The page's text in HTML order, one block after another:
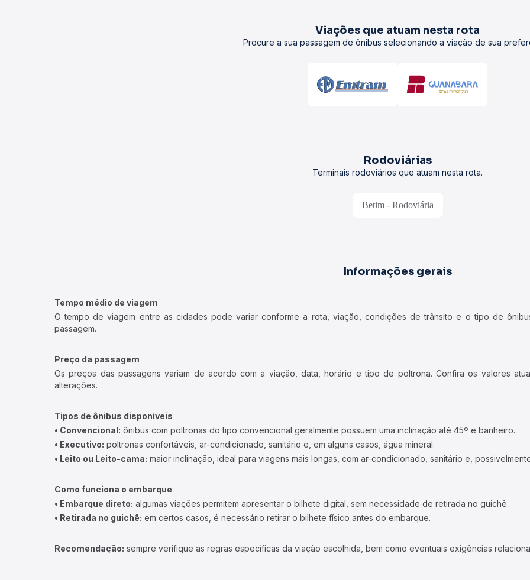
Viações que atuam nesta rota
Procure a sua passagem de ônibus selecionando a viação de sua
Rodoviárias
Terminais rodoviários que atuam nesta rota.
Betim - Rodoviária
Informações gerais
Tempo médio de viagem
O tempo de viagem entre as cidades pode variar conforme a rota, viação, condições de trânsito e o tipo de
passagem.
Preço da passagem
Os preços das passagens variam de acordo com a viação, data, horário e tipo de poltrona. Confira os valores
alterações.
Tipos de ônibus disponíveis
• Convencional: ônibus com poltronas do tipo convencional geralmente possuem uma inclinação até 45º e banheiro.
• Executivo: poltronas confortáveis, ar-condicionado, sanitário e, em alguns casos, água mineral.
• Leito ou Leito-cama: maior inclinação, ideal para viagens mais longas, com ar-condicionado, sanitário e,
Como funciona o embarque
• Embarque direto: algumas viações permitem apresentar o bilhete digital, sem necessidade de retirada no guichê.
• Retirada no guichê: em certos casos, é necessário retirar o bilhete físico antes do embarque.
Recomendação: sempre verifique as regras específicas da viação escolhida, bem como eventuais exigências